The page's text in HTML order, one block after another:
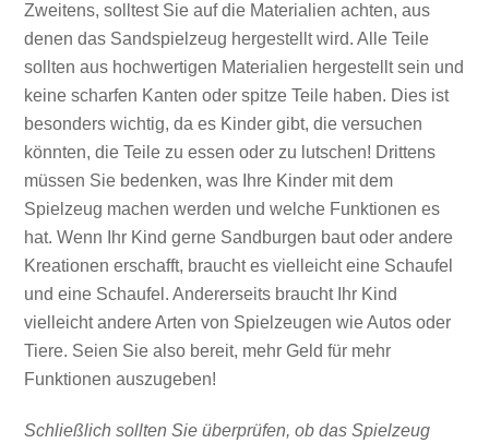
Zweitens, solltest Sie auf die Materialien achten, aus
denen das Sandspielzeug hergestellt wird. Alle Teile
sollten aus hochwertigen Materialien hergestellt sein und
keine scharfen Kanten oder spitze Teile haben. Dies ist
besonders wichtig, da es Kinder gibt, die versuchen
könnten, die Teile zu essen oder zu lutschen! Drittens
müssen Sie bedenken, was Ihre Kinder mit dem
Spielzeug machen werden und welche Funktionen es
hat. Wenn Ihr Kind gerne Sandburgen baut oder andere
Kreationen erschafft, braucht es vielleicht eine Schaufel
und eine Schaufel. Andererseits braucht Ihr Kind
vielleicht andere Arten von Spielzeugen wie Autos oder
Tiere. Seien Sie also bereit, mehr Geld für mehr
Funktionen auszugeben!
Schließlich sollten Sie überprüfen, ob das Spielzeug